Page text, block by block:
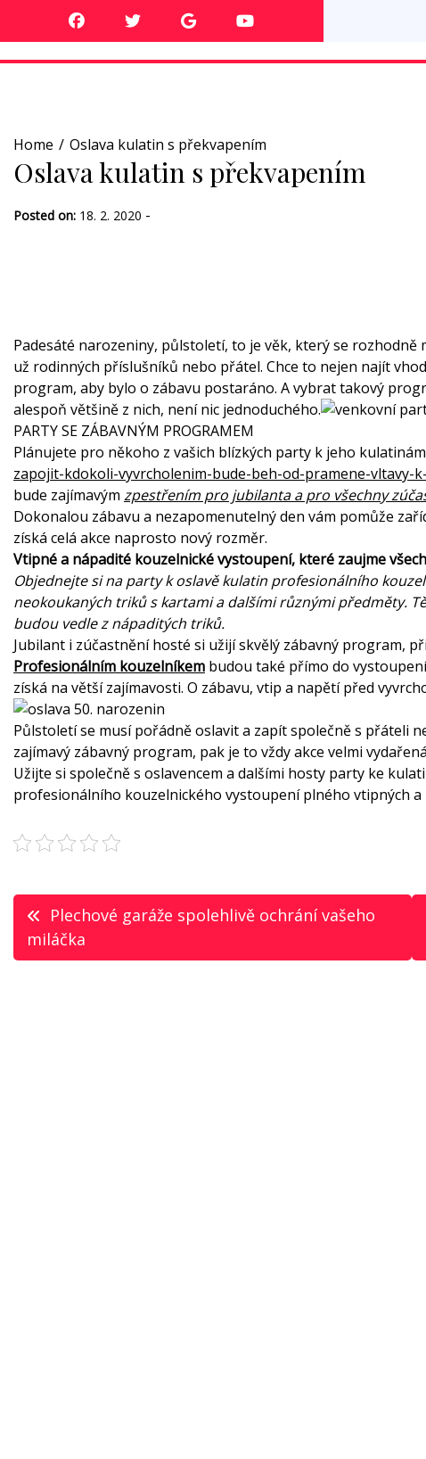
Home Oslava kulatin s překvapením
Oslava kulatin s překvapením
Posted on: 18. 2. 2020 -
Padesáté narozeniny, půlstoletí, to je věk, který se
už rodinných příslušníků nebo přátel. Chce to nejen najít
program, aby bylo o zábavu postaráno. A vybrat takový
alespoň většině z nich, není nic jednoduchého.
PARTY SE ZÁBAVNÝM PROGRAMEM
Plánujete pro někoho z vašich blízkých party k jeho kulatinám
zapojit-kdokoli-vyvrcholenim-bude-beh-od-pramene-vltavy-
bude zajímavým zpestřením pro jubilanta a pro všechny
Dokonalou zábavu a nezapomenutelný den vám pomůže
získá celá akce naprosto nový rozměr.
Vtipné a nápadité kouzelnické vystoupení, které zaujme
Objednejte si na party k oslavě kulatin profesionálního
neokoukaných triků s kartami a dalšími různými předměty.
budou vedle z nápaditých triků.
Jubilant i zúčastnění hosté si užijí skvělý zábavný program,
Profesionálním kouzelníkem budou také přímo do
získá na větší zajímavosti. O zábavu, vtip a napětí před
Půlstoletí se musí pořádně oslavit a zapít společně s přáteli
zajímavý zábavný program, pak je to vždy akce velmi
Užijte si společně s oslavencem a dalšími hosty party ke
profesionálního kouzelnického vystoupení plného vtipných a
Navigace
pro
Plechové garáže spolehlivě ochrání vašeho
miláčka